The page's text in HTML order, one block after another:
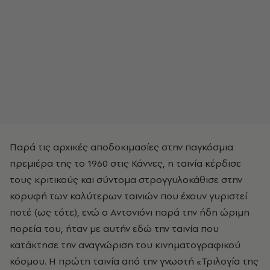
Παρά τις αρχικές αποδοκιμασίες στην παγκόσμια
πρεμιέρα της το 1960 στις Κάννες, η ταινία κέρδισε
τους κριτικούς και σύντομα στρογγυλοκάθισε στην
κορυφή των καλύτερων ταινιών που έχουν γυριστεί
ποτέ (ως τότε), ενώ ο Αντονιόνι παρά την ήδη ώριμη
πορεία του, ήταν με αυτήν εδώ την ταινία που
κατάκτησε την αναγνώριση του κινηματογραφικού
κόσμου. Η πρώτη ταινία από την γνωστή «Τριλογία της